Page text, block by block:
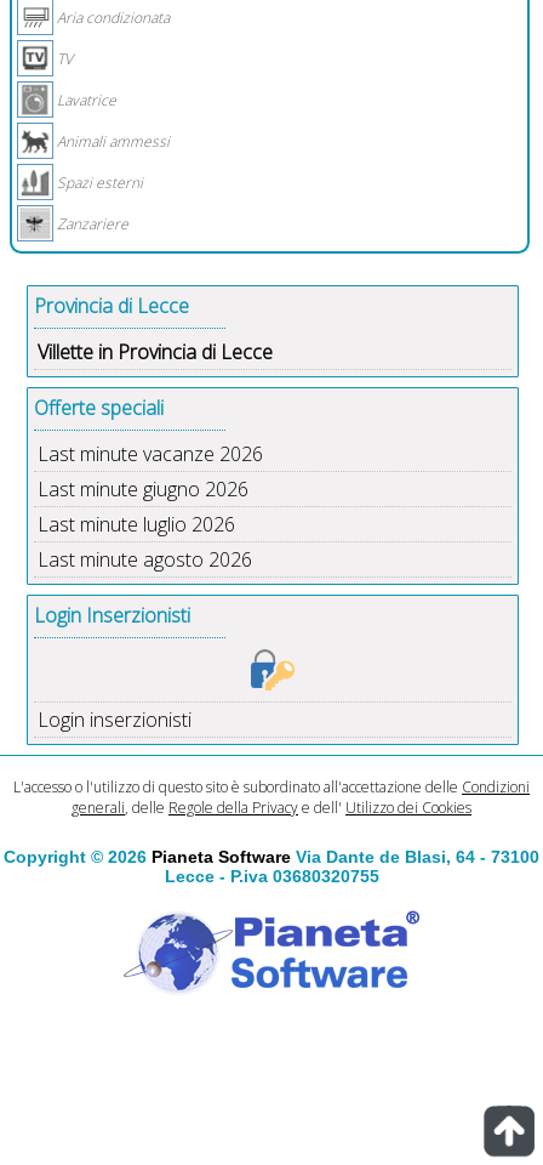
Aria condizionata
TV
Lavatrice
Animali ammessi
Spazi esterni
Zanzariere
Provincia di Lecce
Villette in Provincia di Lecce
Offerte speciali
Last minute vacanze 2026
Last minute giugno 2026
Last minute luglio 2026
Last minute agosto 2026
Login Inserzionisti
Login inserzionisti
L'accesso o l'utilizzo di questo sito è subordinato all'accettazione delle Condizioni
generali, delle Regole della Privacye dell' Utilizzo dei Cookies
Copyright © 2026 Pianeta Software Via Dante de Blasi, 64 - 73100
Lecce - P.iva 03680320755